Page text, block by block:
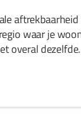
waar je
overal dezelfde.